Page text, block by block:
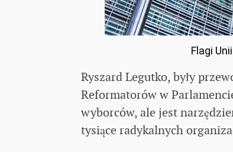
Flagi
Ryszard Legutko, były
Reformatorów w
wyborców, ale jest
tysiące radykalnych